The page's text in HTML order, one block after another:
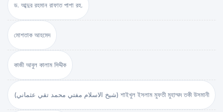
ড. আব্দুর রহমান রাফাত পাশা রহ.
মোশতাক আহমেদ
কাজী আবুল কালাম সিদ্দীক
(شيخ الاسلام مفتي محمد تقي عثماني) শাইখুল ইসলাম মুফতী মুহাম্মদ তকী উসমানী